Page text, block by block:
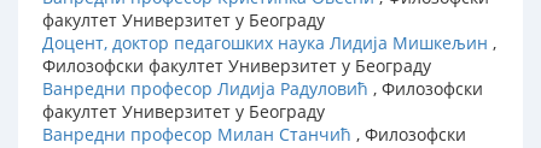
факултет Универзитет у Београду
Доцент, доктор педагошких наука Лидија Мишкељин ,
Филозофски факултет Универзитет у Београду
Ванредни професор Лидија Радуловић , Филозофски
факултет Универзитет у Београду
Ванредни професор Милан Станчић , Филозофски